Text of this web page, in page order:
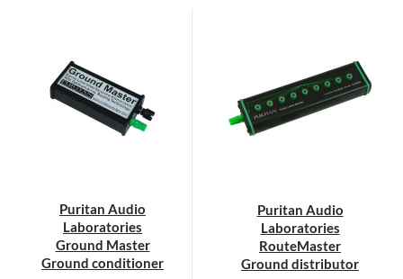
Deze
optie
kan
de
productpagina
Puritan Audio
Laboratories
Ground Master
Ground conditioner
Puritan Audio
Laboratories
RouteMaster
Ground distributor